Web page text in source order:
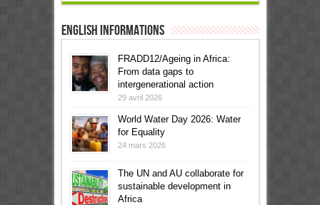
English informations
FRADD12/Ageing in Africa:
From data gaps to
intergenerational action
29 avril 2026
World Water Day 2026: Water
for Equality
24 mars 2026
The UN and AU collaborate for
sustainable development in
Africa